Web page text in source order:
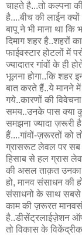
चाहते है...तो कल्पना
है....बीच की लाईन
बापू ने भी माना था कि
दिमाग शहर है..शहरों
फाईवस्टार होटलों में
ज्यादातर गांवों के ही
भूलना होगा..कि शहर
बात करते हैं..ये मानने में
गये..कारणों की
समय..उनके पास क्या
समझना ज्यादा ज़रूरी
हैं....गांवों-ज़रूरतों को
ग्रासरूट लेवल पर सब
हिसाब से हल ग्रास
की असल ताक़त उनका
हो, मानव संसाधन की
संसाधनो के साथ सबसे
काम की ज़रूरत
है..डीसेंट्रलाईज़ेशन
तो विकास के